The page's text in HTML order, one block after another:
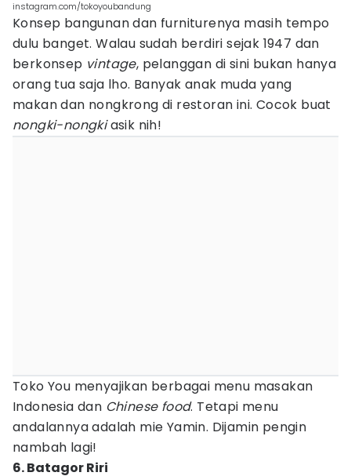
instagram.com/tokoyoubandung
Konsep bangunan dan furniturenya masih tempo
dulu banget. Walau sudah berdiri sejak 1947 dan
berkonsep vintage, pelanggan di sini bukan hanya
orang tua saja lho. Banyak anak muda yang
makan dan nongkrong di restoran ini. Cocok buat
nongki-nongkiasik nih!
Toko You menyajikan berbagai menu masakan
Indonesia dan Chinese food. Tetapi menu
andalannya adalah mie Yamin. Dijamin pengin
nambah lagi!
6. Batagor Riri